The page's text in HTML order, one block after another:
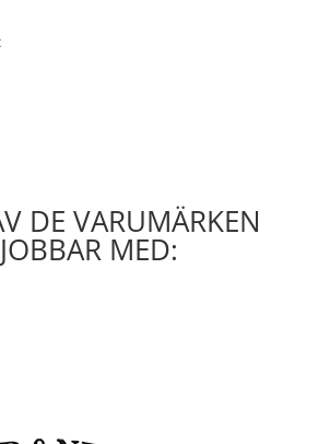
DE VARUMÄRKEN
MED: